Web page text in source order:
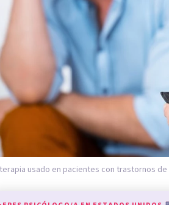
usado en pacientes con trastornos